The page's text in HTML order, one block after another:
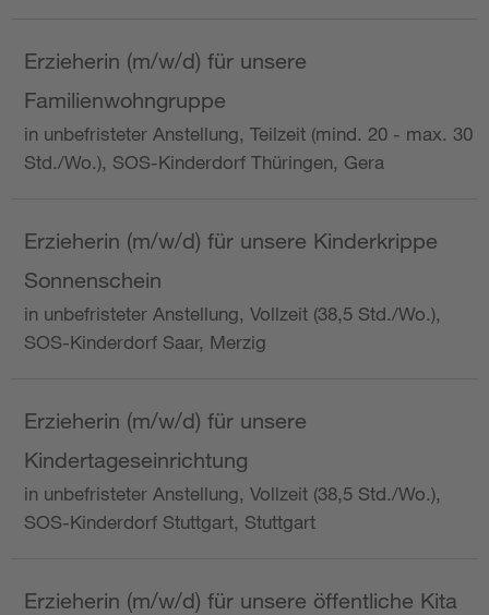
Erzieherin (m/w/d) für unsere
Familienwohngruppe
in unbefristeter Anstellung, Teilzeit (mind. 20 - max. 30
Std./Wo.), SOS-Kinderdorf Thüringen, Gera
Erzieherin (m/w/d) für unsere Kinderkrippe
Sonnenschein
in unbefristeter Anstellung, Vollzeit (38,5 Std./Wo.),
SOS-Kinderdorf Saar, Merzig
Erzieherin (m/w/d) für unsere
Kindertageseinrichtung
in unbefristeter Anstellung, Vollzeit (38,5 Std./Wo.),
SOS-Kinderdorf Stuttgart, Stuttgart
Erzieherin (m/w/d) für unsere öffentliche Kita